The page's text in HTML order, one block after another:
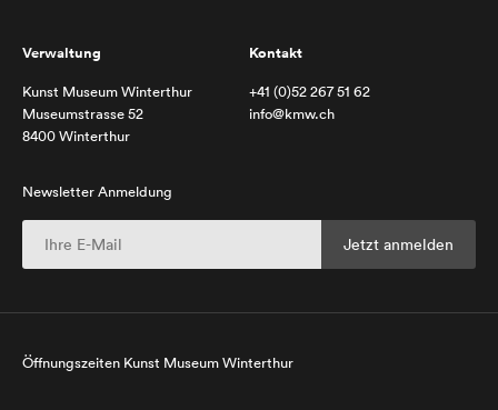
Verwaltung
Kunst Museum Winterthur
Museumstrasse 52
8400 Winterthur
Kontakt
+41 (0)52 267 51 62
info@kmw.ch
Newsletter Anmeldung
Öffnungszeiten Kunst Museum Winterthur